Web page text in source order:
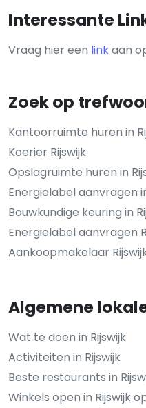
Interessante
Vraag hier een linkaan
Zoek op
Kantoorruimte huren in
Koerier Rijswijk
Opslagruimte huren in
Energielabel aanvragen
Bouwkundige keuring in
Energielabel aanvragen
Aankoopmakelaar
Algemene
Wat te doen in Rijswijk
Activiteiten in Rijswijk
Beste restaurants in
Winkels open in Rijswijk